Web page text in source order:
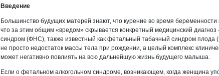
Введение
Большинство будущих матерей знают, что курение во время
что за этим общим «вредом» скрывается конкретный медицинский
синдром (ФНС), также известный как фетальный табачный синдром плода
не просто недостаток массы тела при рождении, а целый комплекс
может негативно повлиять на всю дальнейшую жизнь будущего малыша.
Если о фетальном алкогольном синдроме, возникающем, когда женщина